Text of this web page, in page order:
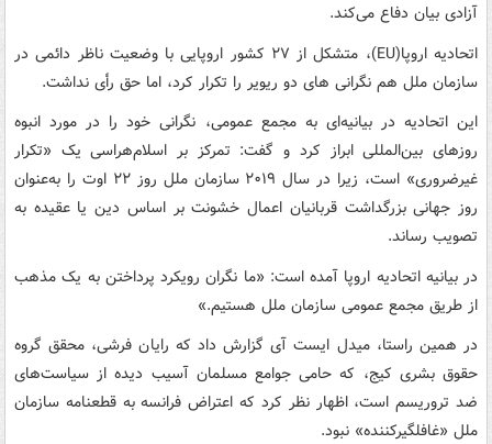
آزادی بیان دفاع می‌کند.
اتحادیه اروپا(EU)، متشکل از ۲۷ کشور اروپایی با وضعیت ناظر دائمی در
سازمان ملل هم نگرانی های دو ریویر را تکرار کرد، اما حق رأی نداشت.
این اتحادیه در بیانیه‌ای به مجمع عمومی، نگرانی خود را در مورد انبوه
روزهای بین‌المللی ابراز کرد و گفت: تمرکز بر اسلام‌هراسی یک «تکرار
غیرضروری» است، زیرا در سال ۲۰۱۹ سازمان ملل روز ۲۲ اوت را به‌عنوان
روز جهانی بزرگداشت قربانیان اعمال خشونت بر اساس دین یا عقیده به
تصویب رساند.
در بیانیه اتحادیه اروپا آمده است: «ما نگران رویکرد پرداختن به یک مذهب
از طریق مجمع عمومی سازمان ملل هستیم.»
در همین راستا، میدل ایست آی گزارش داد که رایان فرشی، محقق گروه
حقوق بشری کیج، که حامی جوامع مسلمان آسیب دیده از سیاست‌های
ضد تروریسم است، اظهار نظر کرد که اعتراض فرانسه به قطعنامه سازمان
ملل «غافلگیرکننده» نبود.